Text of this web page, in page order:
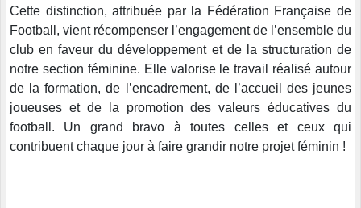
Cette distinction, attribuée par la Fédération Française de
Football, vient récompenser l’engagement de l’ensemble du
club en faveur du développement et de la structuration de
notre section féminine. Elle valorise le travail réalisé autour
de la formation, de l’encadrement, de l’accueil des jeunes
joueuses et de la promotion des valeurs éducatives du
football. Un grand bravo à toutes celles et ceux qui
contribuent chaque jour à faire grandir notre projet féminin !